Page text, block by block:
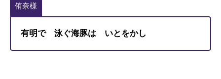
侑奈様
有明で 泳ぐ海豚は いとをかし